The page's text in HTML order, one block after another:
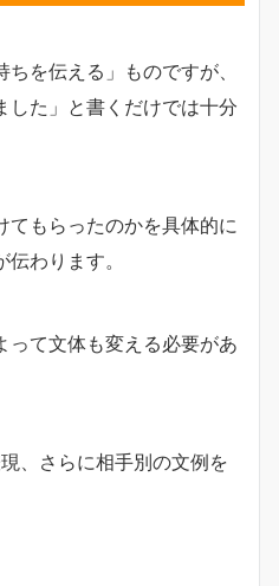
を伝える」ものですが、
した」と書くだけでは十分
てもらったのかを具体的に
わります。
って文体も変える必要があ
、さらに相手別の文例を